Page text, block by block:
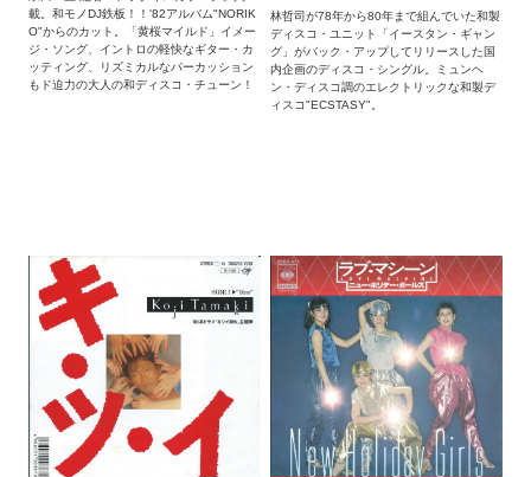
載。和モノDJ鉄板！！'82アルバム"NORIK
O"からのカット。「黄桜マイルド」イメー
ジ・ソング、イントロの軽快なギター・カ
ッティング、リズミカルなパーカッション
もド迫力の大人の和ディスコ・チューン！
林哲司が78年から80年まで組んでいた和製
ディスコ・ユニット「イースタン・ギャン
グ」がバック・アップしてリリースした国
内企画のディスコ・シングル。ミュンヘ
ン・ディスコ調のエレクトリックな和製デ
ィスコ"ECSTASY"。